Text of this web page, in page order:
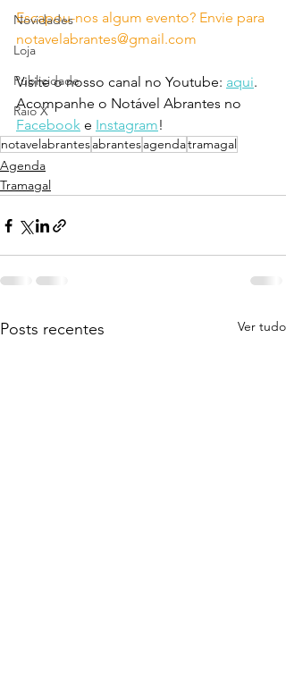
Novidades
Loja
Publicidade
Raio X
Escapou-nos algum evento? Envie para
notavelabrantes@gmail.com
Visite o nosso canal no Youtube: aqui.
Acompanhe o Notável Abrantes no
Facebook e Instagram!
notavelabrantesabrantesagendatramagal
Agenda
Tramagal
Posts recentes Ver tudo